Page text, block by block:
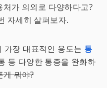
가 의외로 다양하다고?
자세히 살펴보자.
가장 대표적인 용도는 통
등 다양한 통증을 완화하
게 뭐야?